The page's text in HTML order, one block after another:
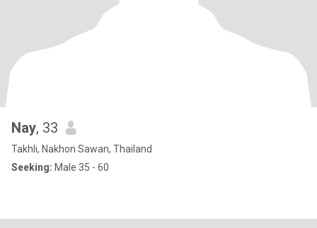
Nay, 33
Takhli, Nakhon Sawan, Thailand
Seeking: Male 35 - 60